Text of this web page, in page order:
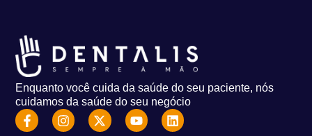
Enquanto você cuida da saúde do seu paciente, nós
cuidamos da saúde do seu negócio